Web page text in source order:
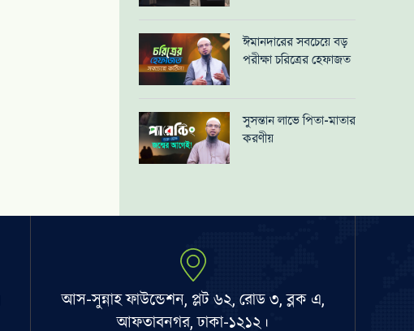
ঈমানদারের সবচেয়ে বড়
পরীক্ষা চরিত্রের হেফাজত
সুসন্তান লাভে পিতা-মাতার
করণীয়
আস-সুন্নাহ ফাউন্ডেশন, প্লট ৬২, রোড ৩, ব্লক এ,
আফতাবনগর, ঢাকা-১২১২।